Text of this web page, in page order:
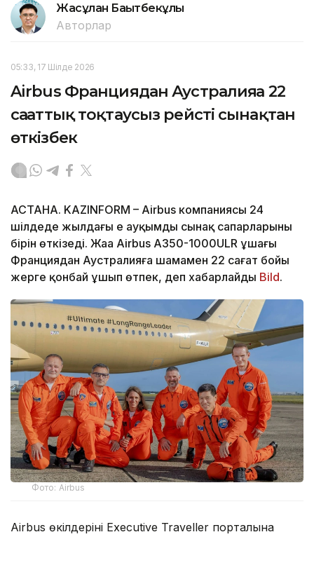
Жасұлан Бақытбекұлы
Авторлар
05:33, 17 Шілде 2026
Airbus Франциядан Аустралияға 22
сағаттық тоқтаусыз рейсті сынақтан
өткізбек
АСТАНА. KAZINFORM – Airbus компаниясы 24
шілдеде жылдағы ең ауқымды сынақ сапарларының
бірін өткізеді. Жаңа Airbus A350-1000ULR ұшағы
Франциядан Аустралияға шамамен 22 сағат бойы
жерге қонбай ұшып өтпек, деп хабарлайды Bild.
Фото: Airbus
Airbus өкілдерінің Executive Traveller порталына